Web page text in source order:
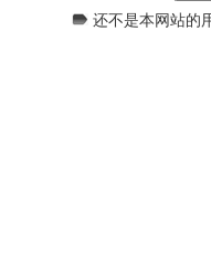
还不是本网站的